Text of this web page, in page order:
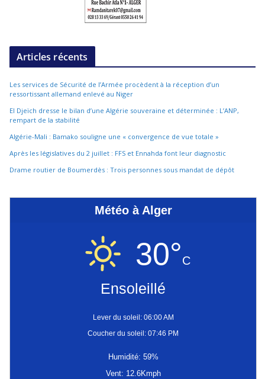
Articles récents
Les services de Sécurité de l’Armée procèdent à la réception d’un
ressortissant allemand enlevé au Niger
El Djeïch dresse le bilan d’une Algérie souveraine et déterminée : L’ANP,
rempart de la stabilité
Algérie-Mali : Bamako souligne une « convergence de vue totale »
Après les législatives du 2 juillet : FFS et Ennahda font leur diagnostic
Drame routier de Boumerdès : Trois personnes sous mandat de dépôt
Météo à Alger
30°C
Ensoleillé
Lever du soleil: 06:00 AM
Coucher du soleil: 07:46 PM
Humidité: 59%
Vent: 12.6Kmph